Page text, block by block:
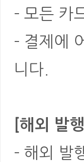
- 모든 카
- 결제에
니다.
[해외 발
- 해외 발